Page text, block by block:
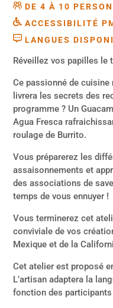
DE 4 À 10
ACCESSIBILITÉ
LANGUES
Réveillez vos papilles le
Ce passionné de
livrera les secrets des
programme ? Un
Agua Fresca
roulage de Burrito.
Vous préparerez les
assaisonnements et
des associations de
temps de vous ennuyer !
Vous terminerez cet
conviviale de vos
Mexique et de la
Cet atelier est proposé
L’artisan adaptera la
fonction des